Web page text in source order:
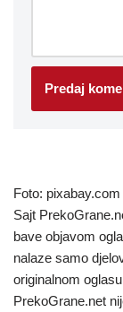
Foto: pixabay.com
Sajt
bave objavom
nalaze samo
originalnom
PrekoGrane.net